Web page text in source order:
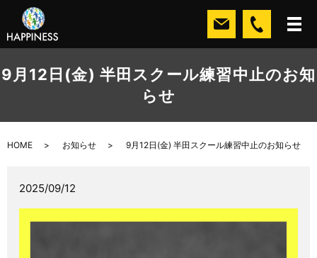
9月12日(金) 半田スクール練習中止のお知
らせ
HOME お知らせ 9月12日(金) 半田スクール練習中止のお知らせ
2025/09/12